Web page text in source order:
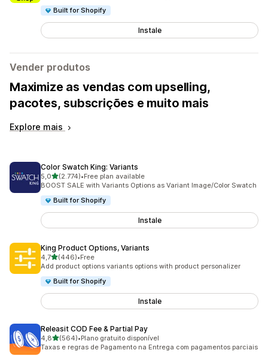
Built for Shopify
Instale
Vender produtos
Maximize as vendas com upselling,
pacotes, subscrições e muito mais
Explore mais
Color Swatch King: Variants
5,0de 5 estrelas
(2.774)
2774 total de avaliações
•Free plan available
BOOST SALE with Variants Options as Variant Image/Color Swatch
Built for Shopify
Instale
King Product Options, Variants
4,7de 5 estrelas
(446)
446 total de avaliações
•Free
Add product options variants options with product personalizer
Built for Shopify
Instale
Releasit COD Fee & Partial Pay
4,8de 5 estrelas
(564)
564 total de avaliações
•Plano gratuito disponível
Taxas e regras de Pagamento na Entrega com pagamentos parciais